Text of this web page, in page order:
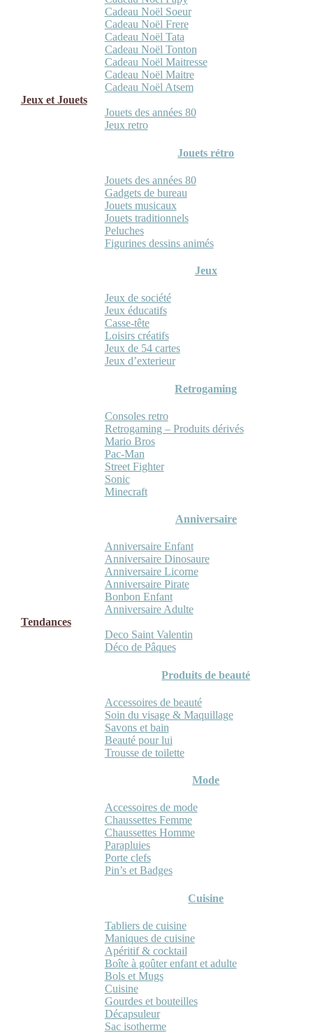
Cadeau Noël Soeur
Cadeau Noël Frere
Cadeau Noël Tata
Cadeau Noël Tonton
Cadeau Noël Maitresse
Cadeau Noël Maitre
Cadeau Noël Atsem
Jeux et Jouets
Jouets des années 80
Jeux retro
Jouets rétro
Jouets des années 80
Gadgets de bureau
Jouets musicaux
Jouets traditionnels
Peluches
Figurines dessins animés
Jeux
Jeux de société
Jeux éducatifs
Casse-tête
Loisirs créatifs
Jeux de 54 cartes
Jeux d’exterieur
Retrogaming
Consoles retro
Retrogaming – Produits dérivés
Mario Bros
Pac-Man
Street Fighter
Sonic
Minecraft
Anniversaire
Anniversaire Enfant
Anniversaire Dinosaure
Anniversaire Licorne
Anniversaire Pirate
Bonbon Enfant
Anniversaire Adulte
Tendances
Deco Saint Valentin
Déco de Pâques
Produits de beauté
Accessoires de beauté
Soin du visage & Maquillage
Savons et bain
Beauté pour lui
Trousse de toilette
Mode
Accessoires de mode
Chaussettes Femme
Chaussettes Homme
Parapluies
Porte clefs
Pin’s et Badges
Cuisine
Tabliers de cuisine
Maniques de cuisine
Apéritif & cocktail
Boîte à goûter enfant et adulte
Bols et Mugs
Cuisine
Gourdes et bouteilles
Décapsuleur
Sac isotherme